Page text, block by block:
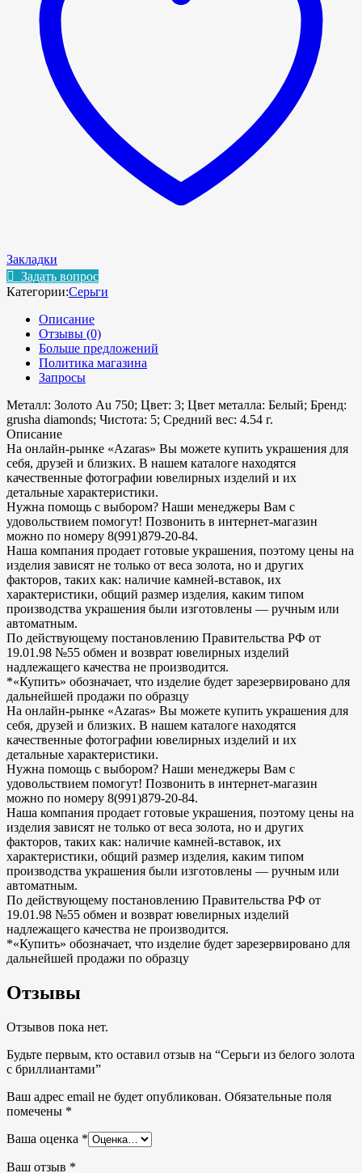
Закладки
Задать вопрос
Категории:Серьги
Описание
Отзывы (0)
Больше предложений
Политика магазина
Запросы
Металл: Золото Au 750; Цвет: 3; Цвет металла: Белый; Бренд:
grusha diamonds; Чистота: 5; Средний вес: 4.54 г.
Описание
На онлайн-рынке «Azaras» Вы можете купить украшения для
себя, друзей и близких. В нашем каталоге находятся
качественные фотографии ювелирных изделий и их
детальные характеристики.
Нужна помощь с выбором? Наши менеджеры Вам с
удовольствием помогут! Позвонить в интернет-магазин
можно по номеру 8(991)879-20-84.
Наша компания продает готовые украшения, поэтому цены на
изделия зависят не только от веса золота, но и других
факторов, таких как: наличие камней-вставок, их
характеристики, общий размер изделия, каким типом
производства украшения были изготовлены — ручным или
автоматным.
По действующему постановлению Правительства РФ от
19.01.98 №55 обмен и возврат ювелирных изделий
надлежащего качества не производится.
*«Купить» обозначает, что изделие будет зарезервировано для
дальнейшей продажи по образцу
На онлайн-рынке «Azaras» Вы можете купить украшения для
себя, друзей и близких. В нашем каталоге находятся
качественные фотографии ювелирных изделий и их
детальные характеристики.
Нужна помощь с выбором? Наши менеджеры Вам с
удовольствием помогут! Позвонить в интернет-магазин
можно по номеру 8(991)879-20-84.
Наша компания продает готовые украшения, поэтому цены на
изделия зависят не только от веса золота, но и других
факторов, таких как: наличие камней-вставок, их
характеристики, общий размер изделия, каким типом
производства украшения были изготовлены — ручным или
автоматным.
По действующему постановлению Правительства РФ от
19.01.98 №55 обмен и возврат ювелирных изделий
надлежащего качества не производится.
*«Купить» обозначает, что изделие будет зарезервировано для
дальнейшей продажи по образцу
Отзывы
Отзывов пока нет.
Будьте первым, кто оставил отзыв на “Серьги из белого золота
с бриллиантами”
Ваш адрес email не будет опубликован. Обязательные поля
помечены *
Ваша оценка *
Ваш отзыв *